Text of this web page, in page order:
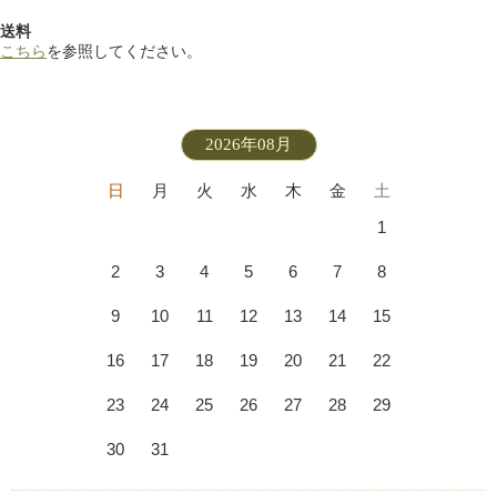
送料
こちらを参照してください。
2026年08月
日 月 火 水 木 金
土
1
2 3 4 5 6 7 8
9 10 11 12 13 14 15
16 17 18 19 20 21 22
23 24 25 26 27 28 29
30 31